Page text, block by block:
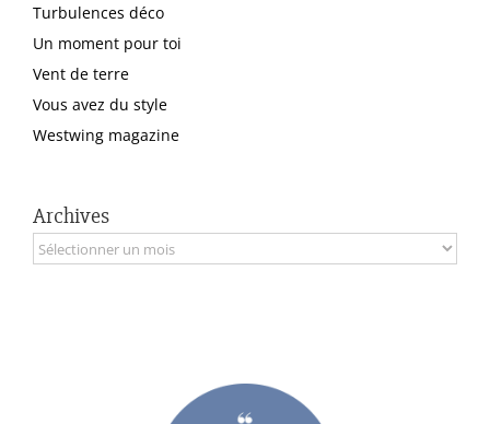
Turbulences déco
Un moment pour toi
Vent de terre
Vous avez du style
Westwing magazine
Archives
Archives